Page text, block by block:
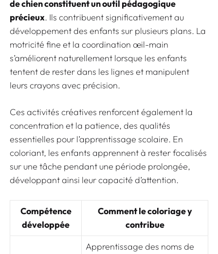
de chien constituent un outil pédagogique
précieux. Ils contribuent significativement au
développement des enfants sur plusieurs plans. La
motricité fine et la coordination œil-main
s’améliorent naturellement lorsque les enfants
tentent de rester dans les lignes et manipulent
leurs crayons avec précision.
Ces activités créatives renforcent également la
concentration et la patience, des qualités
essentielles pour l’apprentissage scolaire. En
coloriant, les enfants apprennent à rester focalisés
sur une tâche pendant une période prolongée,
développant ainsi leur capacité d’attention.
Compétence
développée
Comment le coloriage y
contribue
Apprentissage des noms de